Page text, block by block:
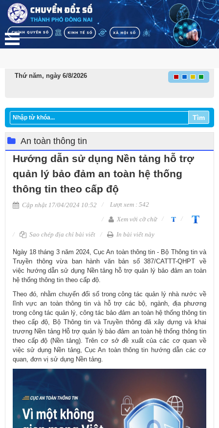
Thứ năm, ngày 6/8/2026
Tìm
An toàn thông tin
Hướng dẫn sử dụng Nền tảng hỗ trợ
quản lý bảo đảm an toàn hệ thống
thông tin theo cấp độ
Cập nhật 17/04/2024 10:52
Lượt xem : 542
Xem với cỡ chữ
Sao chép địa chỉ bài viết In bài viết này
Ngày 18 tháng 3 năm 2024, Cục An toàn thông tin - Bộ Thông tin và
Truyền thông vừa ban hành văn bản số 387/CATTT-QHPT về
việc hướng dẫn sử dụng Nền tảng hỗ trợ quản lý bảo đảm an toàn
hệ thống thông tin theo cấp độ.
Theo đó, nhằm chuyển đổi số trong công tác quản lý nhà nước về
lĩnh vực an toàn thông tin và hỗ trợ các bộ, ngành, địa phương
trong công tác quản lý, công tác bảo đảm an toàn hệ thống thông tin
theo cấp độ, Bộ Thông tin và Truyền thông đã xây dựng và khai
trương Nền tảng Hỗ trợ quản lý bảo đảm an toàn hệ thống thông tin
theo cấp độ (Nền tảng). Trên cơ sở đề xuất của các cơ quan về
việc sử dụng Nền tảng, Cục An toàn thông tin hướng dẫn các cơ
quan, đơn vị sử dụng Nền tảng.